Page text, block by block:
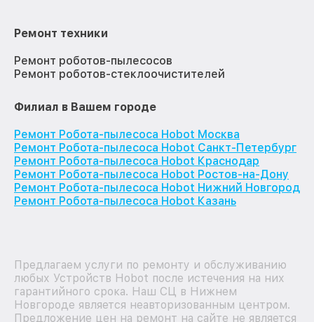
Ремонт техники
Ремонт роботов-пылесосов
Ремонт роботов-стеклоочистителей
Филиал в Вашем городе
Ремонт Робота-пылесоса Hobot Москва
Ремонт Робота-пылесоса Hobot Санкт-Петербург
Ремонт Робота-пылесоса Hobot Краснодар
Ремонт Робота-пылесоса Hobot Ростов-на-Дону
Ремонт Робота-пылесоса Hobot Нижний Новгород
Ремонт Робота-пылесоса Hobot Казань
Предлагаем услуги по ремонту и обслуживанию
любых Устройств Hobot после истечения на них
гарантийного срока. Наш СЦ в Нижнем
Новгороде является неавторизованным центром.
Предложение цен на ремонт на сайте не является